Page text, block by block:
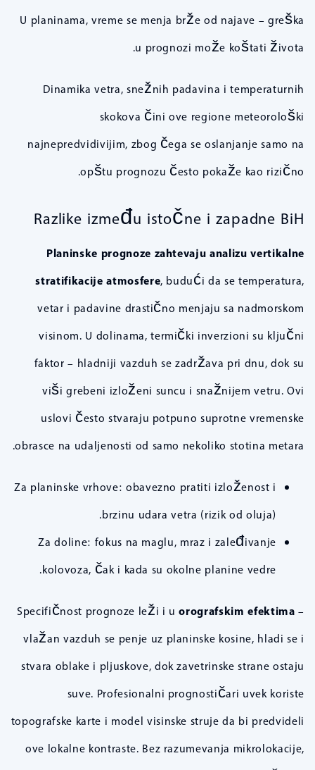
U planinama, vreme se menja brže od najave – greška
u prognozi može koštati života.
Dinamika vetra, snežnih padavina i temperaturnih
skokova čini ove regione meteorološki
najnepredvidivijim, zbog čega se oslanjanje samo na
opštu prognozu često pokaže kao rizično.
Razlike između istočne i zapadne BiH
Planinske prognoze zahtevaju analizu vertikalne
stratifikacije atmosfere, budući da se temperatura,
vetar i padavine drastično menjaju sa nadmorskom
visinom. U dolinama, termički inverzioni su ključni
faktor – hladniji vazduh se zadržava pri dnu, dok su
viši grebeni izloženi suncu i snažnijem vetru. Ovi
uslovi često stvaraju potpuno suprotne vremenske
obrasce na udaljenosti od samo nekoliko stotina metara.
Za planinske vrhove: obavezno pratiti izloženost i
brzinu udara vetra (rizik od oluja).
Za doline: fokus na maglu, mraz i zaleđivanje
kolovoza, čak i kada su okolne planine vedre.
Specifičnost prognoze leži i uorografskim efektima –
vlažan vazduh se penje uz planinske kosine, hladi se i
stvara oblake i pljuskove, dok zavetrinske strane ostaju
suve. Profesionalni prognostičari uvek koriste
topografske karte i model visinske struje da bi predvideli
ove lokalne kontraste. Bez razumevanja mikrolokacije,